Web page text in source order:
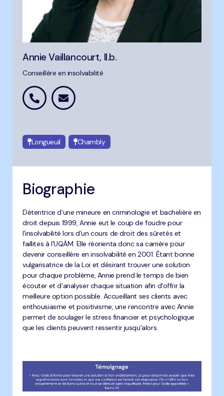
Annie Vaillancourt, ll.b.
Conseillère en insolvabilité
Longueuil Chambly
Biographie
Détentrice d’une mineure en criminologie et bachelière en
droit depuis 1999, Annie eut le coup de foudre pour
l’insolvabilité lors d’un cours de droit des sûretés et
faillites à l’UQÀM. Elle réorienta donc sa carrière pour
devenir conseillère en insolvabilité en 2001. Étant bonne
vulgarisatrice de la Loi et désirant trouver une solution
pour chaque problème, Annie prend le temps de bien
écouter et d’analyser chaque situation afin d’offrir la
meilleure option possible. Accueillant ses clients avec
enthousiasme et positivisme, une rencontre avec Annie
permet de soulager le stress financier et psychologique
que les clients peuvent ressentir jusqu’alors.